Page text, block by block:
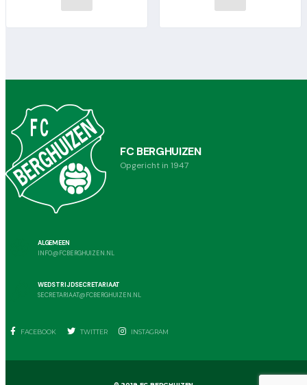
FC BERGHUIZEN
Opgericht in 1947
ALGEMEEN
INFO@FCBERGHUIZEN.NL
WEDSTRIJDSECRETARIAAT
SECRETARIAAT@FCBERGHUIZEN.NL
FACEBOOK TWITTER INSTAGRAM